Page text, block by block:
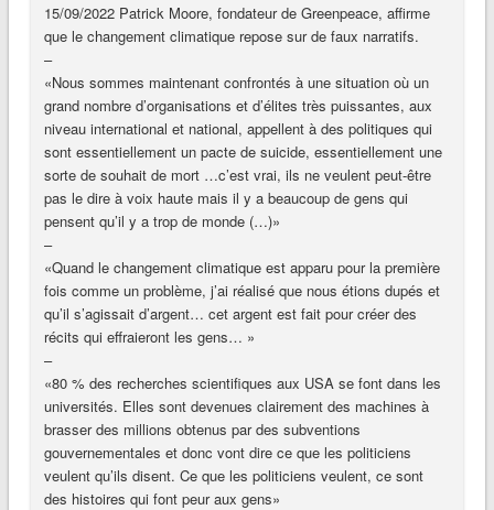
15/09/2022 Patrick Moore, fondateur de Greenpeace, affirme
que le changement climatique repose sur de faux narratifs.
–
«Nous sommes maintenant confrontés à une situation où un
grand nombre d’organisations et d’élites très puissantes, aux
niveau international et national, appellent à des politiques qui
sont essentiellement un pacte de suicide, essentiellement une
sorte de souhait de mort …c’est vrai, ils ne veulent peut-être
pas le dire à voix haute mais il y a beaucoup de gens qui
pensent qu’il y a trop de monde (…)»
–
«Quand le changement climatique est apparu pour la première
fois comme un problème, j’ai réalisé que nous étions dupés et
qu’il s’agissait d’argent… cet argent est fait pour créer des
récits qui effraieront les gens… »
–
«80 % des recherches scientifiques aux USA se font dans les
universités. Elles sont devenues clairement des machines à
brasser des millions obtenus par des subventions
gouvernementales et donc vont dire ce que les politiciens
veulent qu’ils disent. Ce que les politiciens veulent, ce sont
des histoires qui font peur aux gens»